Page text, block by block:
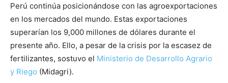
Perú continúa posicionándose con las agroexportaciones
en los mercados del mundo. Estas exportaciones
superarían los 9,000 millones de dólares durante el
presente año. Ello, a pesar de la crisis por la escasez de
fertilizantes, sostuvo el Ministerio de Desarrollo Agrario
y Riego (Midagri).